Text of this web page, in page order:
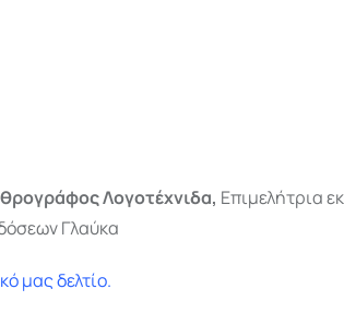
Λογοτέχνιδα, Επιμελήτρια
Γλαύκα
μας δελτίο.